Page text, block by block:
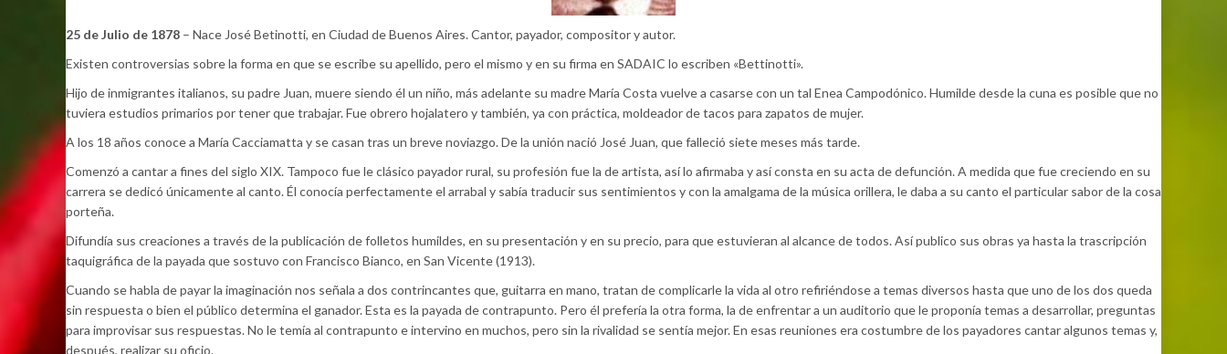
25 de Julio de 1878 – Nace José Betinotti, en Ciudad de Buenos Aires. Cantor, payador, compositor y autor.
Existen controversias sobre la forma en que se escribe su apellido, pero el mismo y en su firma en SADAIC lo escriben «Bettinotti».
Hijo de inmigrantes italianos, su padre Juan, muere siendo él un niño, más adelante su madre María Costa vuelve a casarse con un tal Enea Campodónico. Humilde desde la cuna es posible que no
tuviera estudios primarios por tener que trabajar. Fue obrero hojalatero y también, ya con práctica, moldeador de tacos para zapatos de mujer.
A los 18 años conoce a María Cacciamatta y se casan tras un breve noviazgo. De la unión nació José Juan, que falleció siete meses más tarde.
Comenzó a cantar a fines del siglo XIX. Tampoco fue le clásico payador rural, su profesión fue la de artista, así lo afirmaba y así consta en su acta de defunción. A medida que fue creciendo en su
carrera se dedicó únicamente al canto. Él conocía perfectamente el arrabal y sabía traducir sus sentimientos y con la amalgama de la música orillera, le daba a su canto el particular sabor de la cosa
porteña.
Difundía sus creaciones a través de la publicación de folletos humildes, en su presentación y en su precio, para que estuvieran al alcance de todos. Así publico sus obras ya hasta la trascripción
taquigráfica de la payada que sostuvo con Francisco Bianco, en San Vicente (1913).
Cuando se habla de payar la imaginación nos señala a dos contrincantes que, guitarra en mano, tratan de complicarle la vida al otro refiriéndose a temas diversos hasta que uno de los dos queda
sin respuesta o bien el público determina el ganador. Esta es la payada de contrapunto. Pero él prefería la otra forma, la de enfrentar a un auditorio que le proponía temas a desarrollar, preguntas
para improvisar sus respuestas. No le temía al contrapunto e intervino en muchos, pero sin la rivalidad se sentía mejor. En esas reuniones era costumbre de los payadores cantar algunos temas y,
después, realizar su oficio.